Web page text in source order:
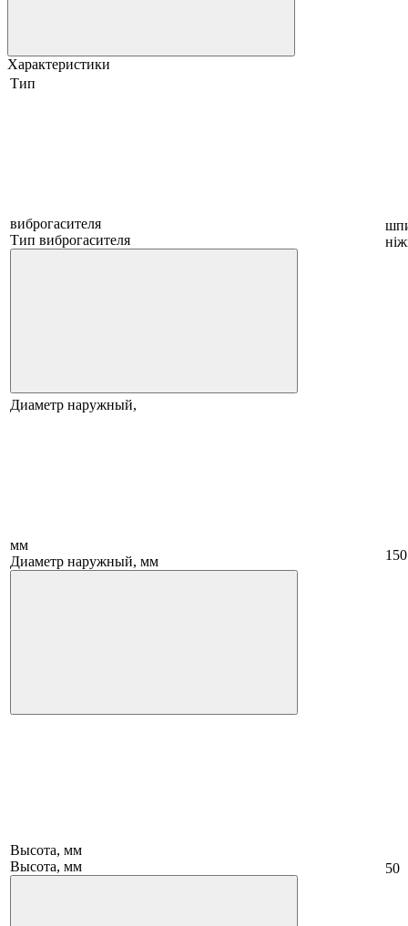
Характеристики
Тип
виброгасителя
Тип виброгасителя
Диаметр наружный,
мм
Диаметр наружный, мм
150
Высота, мм
Высота, мм
50